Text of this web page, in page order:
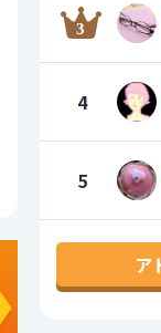
4
5
ア